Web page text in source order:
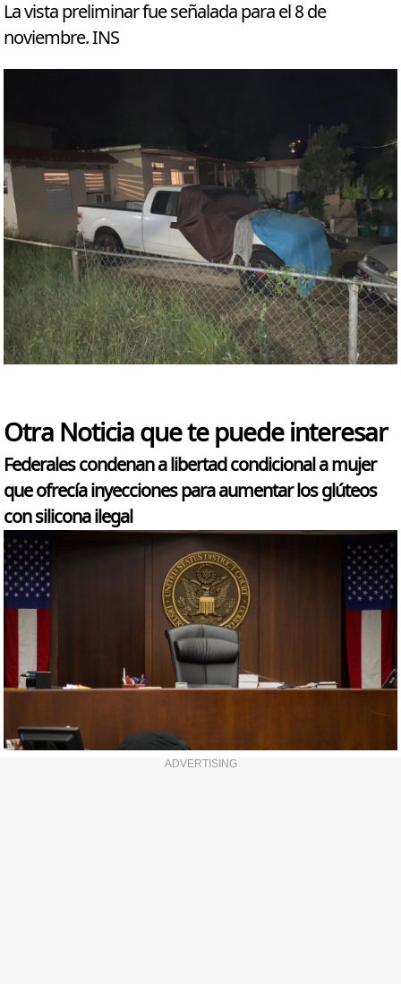
La vista preliminar fue señalada para el 8 de
noviembre. INS
Otra Noticia que te puede interesar
Federales condenan a libertad condicional a mujer
que ofrecía inyecciones para aumentar los glúteos
con silicona ilegal
ADVERTISING